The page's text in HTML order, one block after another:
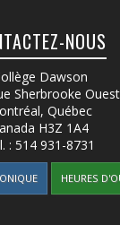
NOUS
Dawson
Sherbrooke Ouest
Québec
H3Z 1A4
:514 931-8731
HEURES